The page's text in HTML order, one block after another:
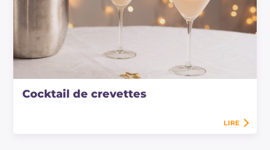
Cocktail de crevettes
LIRE